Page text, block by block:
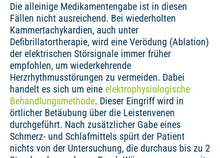
Die alleinige Medikamentengabe ist in diesen
Fällen nicht ausreichend. Bei wiederholten
Kammertachykardien, auch unter
Defibrillatortherapie, wird eine Verödung (Ablation)
der elektrischen Störsignale immer früher
empfohlen, um wiederkehrende
Herzrhythmusstörungen zu vermeiden. Dabei
handelt es sich um eine elektrophysiologische
Behandlungsmethode. Dieser Eingriff wird in
örtlicher Betäubung über die Leistenvenen
durchgeführt. Nach zusätzlicher Gabe eines
Schmerz- und Schlafmittels spürt der Patient
nichts von der Untersuchung, die durchaus bis zu 2